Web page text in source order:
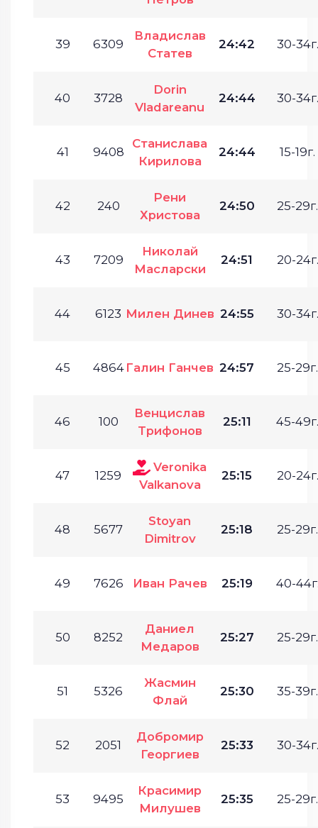
39 6309
Владислав
Статев
24:42 30-34г.
40 3728
Dorin
Vladareanu
24:44 30-34г.
41 9408
Станислава
Кирилова
24:44 15-19г.
42 240
Рени
Христова
24:50 25-29г.
43 7209
Николай
Масларски
24:51 20-24г.
44 6123 Милен Динев 24:55 30-34г.
45 4864 Галин Ганчев 24:57 25-29г.
46 100
Венцислав
Трифонов
25:11 45-49г.
47 1259
Veronika
Valkanova
25:15 20-24г.
48 5677
Stoyan
Dimitrov
25:18 25-29г.
49 7626 Иван Рачев 25:19 40-
50 8252
Даниел
Медаров
25:27 25-29г.
51 5326
Жасмин
Флай
25:30 35-39г.
52 2051
Добромир
Георгиев
25:33 30-34г.
53 9495
Красимир
Милушев
25:35 25-29г.